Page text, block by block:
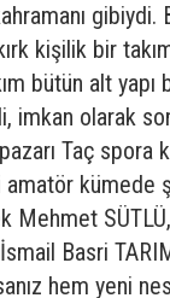
kişilik bir
bütün alt
olarak
Taç
Mehmet
Basri
hem yeni